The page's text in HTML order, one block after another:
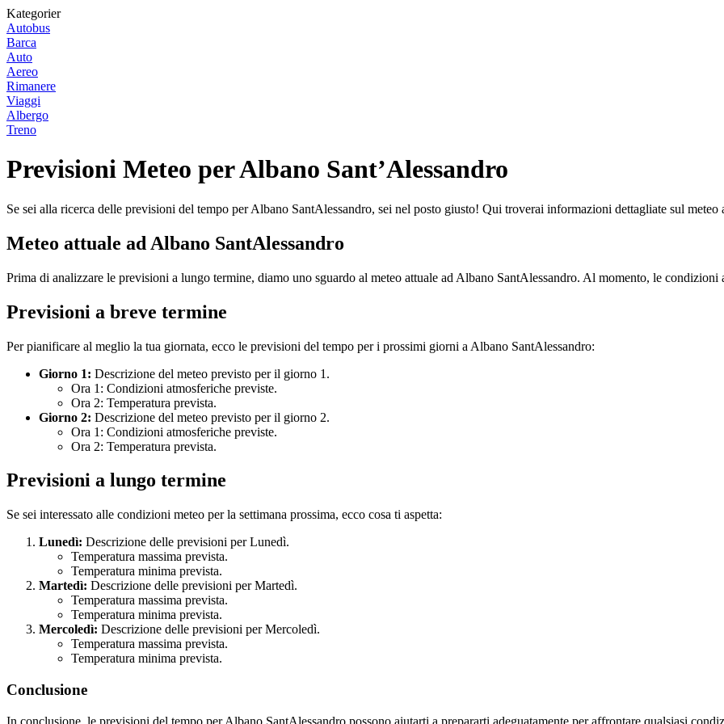
Kategorier
Autobus
Barca
Auto
Aereo
Rimanere
Viaggi
Albergo
Treno
Previsioni Meteo per Albano Sant’Alessandro
Se sei alla ricerca delle previsioni del tempo per Albano SantAlessandro, sei nel posto giusto! Qui troverai informazioni dettagliate sul meteo
Meteo attuale ad Albano SantAlessandro
Prima di analizzare le previsioni a lungo termine, diamo uno sguardo al meteo attuale ad Albano SantAlessandro. Al momento, le
Previsioni a breve termine
Per pianificare al meglio la tua giornata, ecco le previsioni del tempo per i prossimi giorni a Albano SantAlessandro:
Giorno 1: Descrizione del meteo previsto per il giorno 1.
Ora 1: Condizioni atmosferiche previste.
Ora 2: Temperatura prevista.
Giorno 2: Descrizione del meteo previsto per il giorno 2.
Ora 1: Condizioni atmosferiche previste.
Ora 2: Temperatura prevista.
Previsioni a lungo termine
Se sei interessato alle condizioni meteo per la settimana prossima, ecco cosa ti aspetta:
Lunedì: Descrizione delle previsioni per Lunedì.
Temperatura massima prevista.
Temperatura minima prevista.
Martedì: Descrizione delle previsioni per Martedì.
Temperatura massima prevista.
Temperatura minima prevista.
Mercoledì: Descrizione delle previsioni per Mercoledì.
Temperatura massima prevista.
Temperatura minima prevista.
Conclusione
In conclusione, le previsioni del tempo per Albano SantAlessandro possono aiutarti a prepararti adeguatamente per affrontare qualsiasi